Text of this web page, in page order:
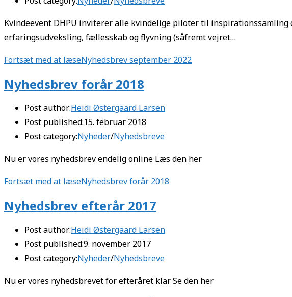
Kvindeevent DHPU inviterer alle kvindelige piloter til inspirationssamling
erfaringsudveksling, fællesskab og flyvning (såfremt vejret…
Fortsæt med at læseNyhedsbrev september 2022
Nyhedsbrev forår 2018
Post author:Heidi Østergaard Larsen
Post published:15. februar 2018
Post category:Nyheder/Nyhedsbreve
Nu er vores nyhedsbrev endelig online Læs den her
Fortsæt med at læseNyhedsbrev forår 2018
Nyhedsbrev efterår 2017
Post author:Heidi Østergaard Larsen
Post published:9. november 2017
Post category:Nyheder/Nyhedsbreve
Nu er vores nyhedsbrevet for efteråret klar Se den her